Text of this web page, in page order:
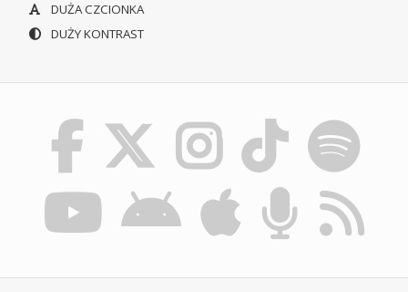
DUŻA CZCIONKA
DUŻY KONTRAST